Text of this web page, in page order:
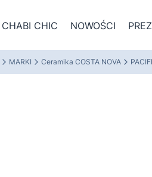
CHABI CHIC NOWOŚCI
MARKI Ceramika COSTA NOVA